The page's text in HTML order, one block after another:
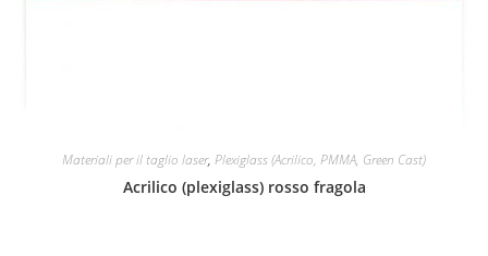
Materiali per il taglio laser, Plexiglass (Acrilico, PMMA, Green Cast)
Acrilico (plexiglass) rosso fragola